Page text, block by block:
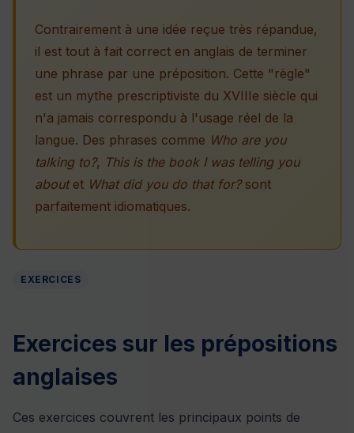
Contrairement à une idée reçue très répandue,
il est tout à fait correct en anglais de terminer
une phrase par une préposition. Cette "règle"
est un mythe prescriptiviste du XVIIIe siècle qui
n'a jamais correspondu à l'usage réel de la
langue. Des phrases comme Who are you
talking to?, This is the book I was telling you
aboutet What did you do that for?sont
parfaitement idiomatiques.
EXERCICES
Exercices sur les prépositions
anglaises
Ces exercices couvrent les principaux points de